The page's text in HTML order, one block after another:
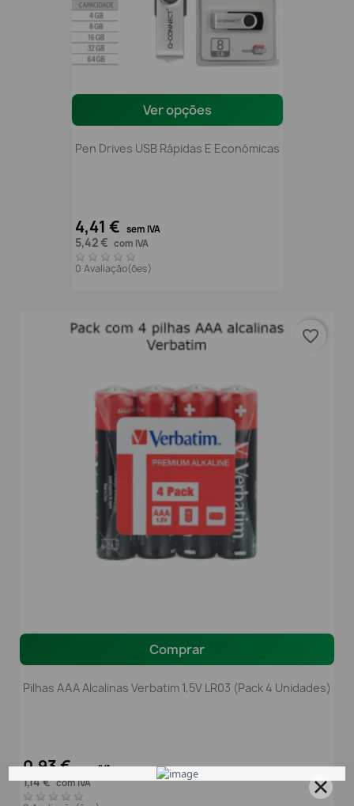
Ver opções
Pen Drives USB Rápidas E Económicas
4,41 € sem IVA
5,42 € com IVA
0 Avaliação(ões)
Comprar
Pilhas AAA Alcalinas Verbatim 1,5V LR03 (Pack 4 Unidades)
0,93 € sem IVA
1,14 € com IVA
favorite_border